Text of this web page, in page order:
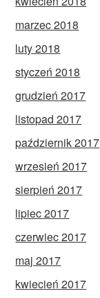
marzec 2018
luty 2018
styczeń 2018
grudzień 2017
listopad 2017
październik 2017
wrzesień 2017
sierpień 2017
lipiec 2017
czerwiec 2017
maj 2017
kwiecień 2017